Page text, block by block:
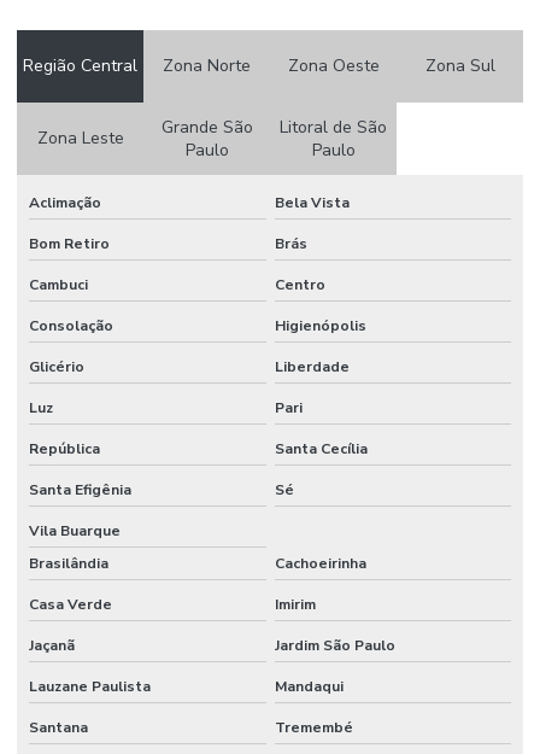
Customização De Aparas Plásticas
Distribuição De Grãos De Plástico
Embalagens A Prova De Umidade Para Eletrônicos
Embalagens Anti Umidade Para Alimentos
Embalagens Coloridas Personalizadas
Embalagens Com Alta Resistência Em Cristal
Embalagens Com Barreira A Umidade
Embalagens Com Barreira A Umidade E Gases
Embalagens De Canela Para Produtos
Embalagens De Filme Plástico
Embalagens Em Cristal Para Produtos Alimentícios
Embalagens Em Materiais Reciclados Para Indústria
Embalagens Em Material Reciclado
Embalagens Em Material Virgem
Embalagens Para Componentes Eletrônicos
Região Central Zona Norte Zona Oeste Zona Sul
Zona Leste
Grande São
Paulo
Litoral de São
Paulo
Aclimação Bela Vista
Bom Retiro Brás
Cambuci Centro
Consolação Higienópolis
Glicério Liberdade
Luz Pari
República Santa Cecília
Santa Efigênia Sé
Vila Buarque
Brasilândia
Cachoeirinha
Casa Verde Imirim
Jaçanã Jardim São Paulo
Lauzane Paulista Mandaqui
Santana Tremembé